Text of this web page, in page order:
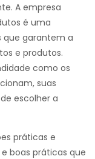
A empresa
é uma
que garantem a
e produtos.
como os
suas
escolher a
práticas e
boas práticas que